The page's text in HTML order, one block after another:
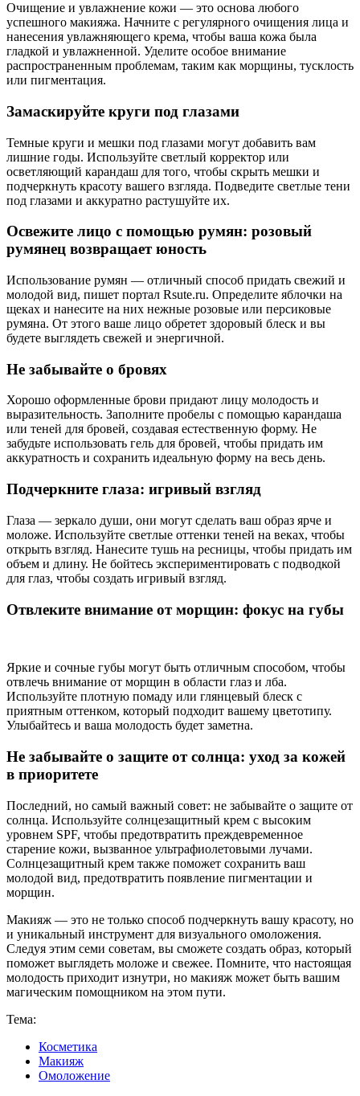
Очищение и увлажнение кожи — это основа любого
успешного макияжа. Начните с регулярного очищения лица и
нанесения увлажняющего крема, чтобы ваша кожа была
гладкой и увлажненной. Уделите особое внимание
распространенным проблемам, таким как морщины, тусклость
или пигментация.
Замаскируйте круги под глазами
Темные круги и мешки под глазами могут добавить вам
лишние годы. Используйте светлый корректор или
осветляющий карандаш для того, чтобы скрыть мешки и
подчеркнуть красоту вашего взгляда. Подведите светлые тени
под глазами и аккуратно растушуйте их.
Освежите лицо с помощью румян: розовый
румянец возвращает юность
Использование румян — отличный способ придать свежий и
молодой вид, пишет портал Rsute.ru. Определите яблочки на
щеках и нанесите на них нежные розовые или персиковые
румяна. От этого ваше лицо обретет здоровый блеск и вы
будете выглядеть свежей и энергичной.
Не забывайте о бровях
Хорошо оформленные брови придают лицу молодость и
выразительность. Заполните пробелы с помощью карандаша
или теней для бровей, создавая естественную форму. Не
забудьте использовать гель для бровей, чтобы придать им
аккуратность и сохранить идеальную форму на весь день.
Подчеркните глаза: игривый взгляд
Глаза — зеркало души, они могут сделать ваш образ ярче и
моложе. Используйте светлые оттенки теней на веках, чтобы
открыть взгляд. Нанесите тушь на ресницы, чтобы придать им
объем и длину. Не бойтесь экспериментировать с подводкой
для глаз, чтобы создать игривый взгляд.
Отвлеките внимание от морщин: фокус на губы
Яркие и сочные губы могут быть отличным способом, чтобы
отвлечь внимание от морщин в области глаз и лба.
Используйте плотную помаду или глянцевый блеск с
приятным оттенком, который подходит вашему цветотипу.
Улыбайтесь и ваша молодость будет заметна.
Не забывайте о защите от солнца: уход за кожей
в приоритете
Последний, но самый важный совет: не забывайте о защите от
солнца. Используйте солнцезащитный крем с высоким
уровнем SPF, чтобы предотвратить преждевременное
старение кожи, вызванное ультрафиолетовыми лучами.
Солнцезащитный крем также поможет сохранить ваш
молодой вид, предотвратить появление пигментации и
морщин.
Макияж — это не только способ подчеркнуть вашу красоту, но
и уникальный инструмент для визуального омоложения.
Следуя этим семи советам, вы сможете создать образ, который
поможет выглядеть моложе и свежее. Помните, что настоящая
молодость приходит изнутри, но макияж может быть вашим
магическим помощником на этом пути.
Тема:
Косметика
Макияж
Омоложение